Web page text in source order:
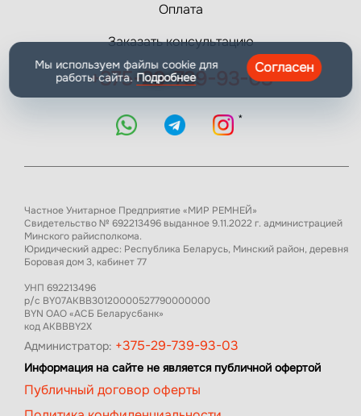
Оплата
Заказать консультацию
+375-29-739-93-03
*
Частное Унитарное Предприятие «МИР РЕМНЕЙ»
Свидетельство № 692213496 выданное 9.11.2022 г. администрацией
Минского райисполкома.
Юридический адрес: Республика Беларусь, Минский район, деревня
Боровая дом 3, кабинет 77
УНП 692213496
р/с BY07AKBB30120000527790000000
BYN ОАО «АСБ Беларусбанк»
код AKBBBY2X
Администратор: +375-29-739-93-03
Информация на сайте не является публичной офертой
Публичный договор оферты
Мы используем файлы cookie для
работы сайта. Подробнее
Согласен